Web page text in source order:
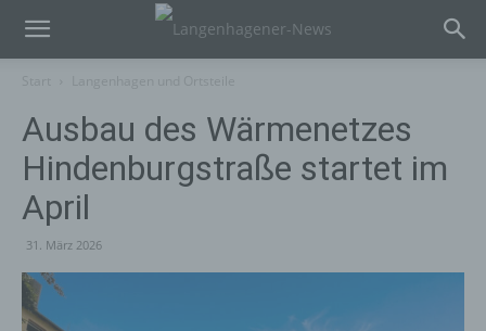
Ausbau des Wärmenetzes
Hindenburgstraße startet im
April
31. März 2026